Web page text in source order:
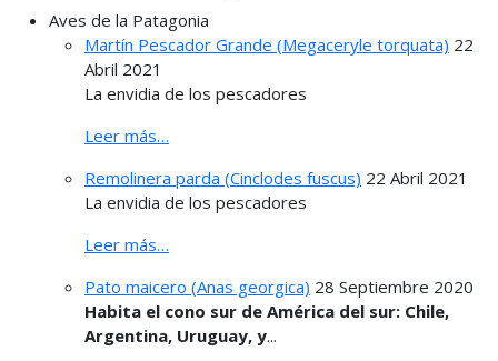
Aves de la Patagonia
Martín Pescador Grande (Megaceryle torquata) 22
Abril 2021
La envidia de los pescadores
Leer más…
Remolinera parda (Cinclodes fuscus) 22 Abril 2021
La envidia de los pescadores
Leer más…
Pato maicero (Anas georgica) 28 Septiembre 2020
Habita el cono sur de América del sur: Chile,
Argentina, Uruguay, y...